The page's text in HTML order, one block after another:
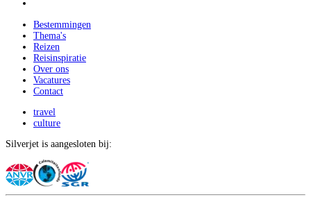
Bestemmingen
Thema's
Reizen
Reisinspiratie
Over ons
Vacatures
Contact
travel
culture
Silverjet is aangesloten bij: